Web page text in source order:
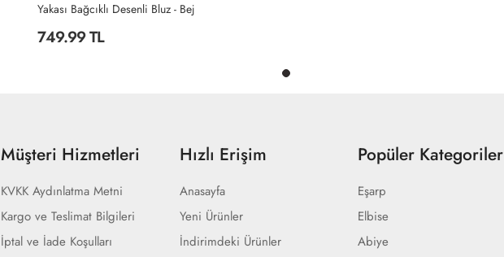
Yakası Bağcıklı Desenli Bluz - Bej
749.99 TL
Müşteri Hizmetleri
KVKK Aydınlatma Metni
Kargo ve Teslimat Bilgileri
İptal ve İade Koşulları
Hızlı Erişim
Anasayfa
Yeni Ürünler
İndirimdeki Ürünler
Popüler Kategoriler
Eşarp
Elbise
Abiye